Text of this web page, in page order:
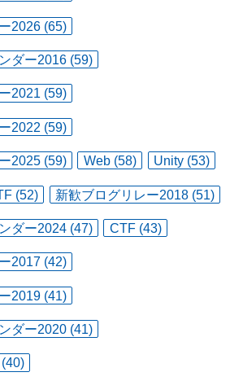
2026 (65)
ダー2016 (59)
2021 (59)
2022 (59)
2025 (59) Web (58) Unity (53)
(52) 新歓ブログリレー2018 (51)
ダー2024 (47) CTF (43)
2017 (42)
2019 (41)
ダー2020 (41)